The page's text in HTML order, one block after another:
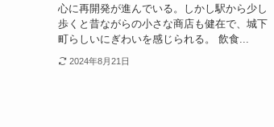
心に再開発が進んでいる。しかし駅から少し
歩くと昔ながらの小さな商店も健在で、城下
町らしいにぎわいを感じられる。 飲食...
2024年8月21日